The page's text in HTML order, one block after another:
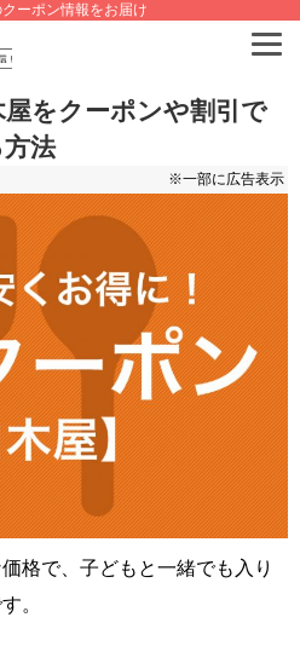
ーポン情報をお届け
屋をクーポンや割引で
法
※一部に広告表示
格で、子どもと一緒でも入り
。